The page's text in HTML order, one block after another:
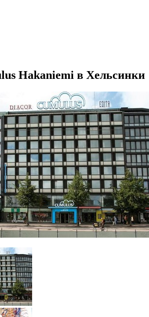
Hakaniemi в Хельсинки